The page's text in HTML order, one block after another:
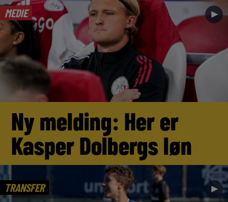
MEDIE ►
Ny melding: Her er
Kasper Dolbergs løn
TRANSFER ►